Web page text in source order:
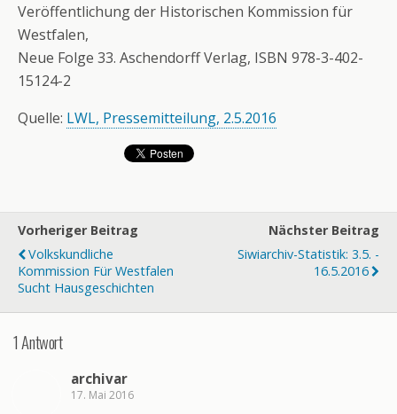
Veröffentlichung der Historischen Kommission für
Westfalen,
Neue Folge 33. Aschendorff Verlag, ISBN 978-3-402-
15124-2
Quelle: LWL, Pressemitteilung, 2.5.2016
Vorheriger Beitrag
Volkskundliche
Kommission Für Westfalen
Sucht Hausgeschichten
Nächster Beitrag
Siwiarchiv-Statistik: 3.5. -
16.5.2016
1 Antwort
archivar
17. Mai 2016